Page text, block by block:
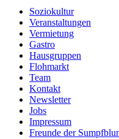
Soziokultur
Veranstaltungen
Vermietung
Gastro
Hausgruppen
Flohmarkt
Team
Kontakt
Newsletter
Jobs
Impressum
Freunde der